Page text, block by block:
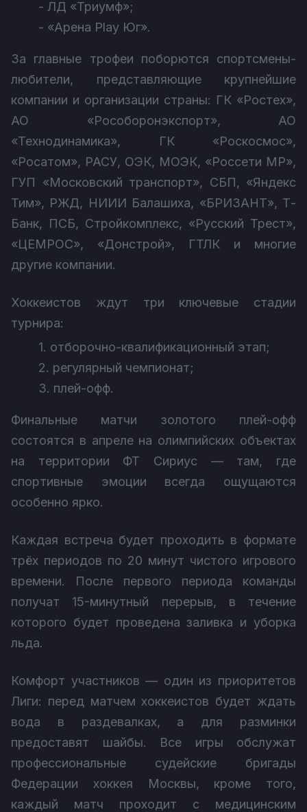
- ЛД «Триумф»;
- «Арена Play Юг».
За главные трофеи поборются спортсмены-
любители, представляющие крупнейшие
компании и организации страны: ГК «Ростех»,
АО «Рособоронэкспорт», АО
«Технодинамика», ГК «Роскосмос»,
«Росатом», РАСУ, ОЭК, МОЭК, «Россети МР»,
ГУП «Московский транспорт», СБП, «Яндекс
Тим», РЖД, НИИИ Балашиха, «БРИЗАНТ», Т-
Банк, ПСБ, Стройкомплекс, «Русский Трест»,
«ЦЕМРОС», «Донстрой», ГТЛК и многие
другие компании.
Хоккеистов ждут три ключевые стадии
турнира:
1. отборочно-квалификационный этап;
2. регулярный чемпионат;
3. плей-офф.
Финальные матчи золотого плей-офф
состоятся в апреле на олимпийских объектах
на территории ФТ Сириус — там, где
спортивные эмоции всегда ощущаются
особенно ярко.
Каждая встреча будет проходить в формате
трёх периодов по 20 минут чистого игрового
времени. После первого периода команды
получат 15-минутный перерыв, в течение
которого будет проведена заливка и уборка
льда.
Комфорт участников — один из приоритетов
Лиги: перед матчем хоккеистов будет ждать
вода в раздевалках, а для разминки
предоставят шайбы. Все игры обслужат
профессиональные судейские бригады
Федерации хоккея Москвы, кроме того,
каждый матч проходит с медицинским